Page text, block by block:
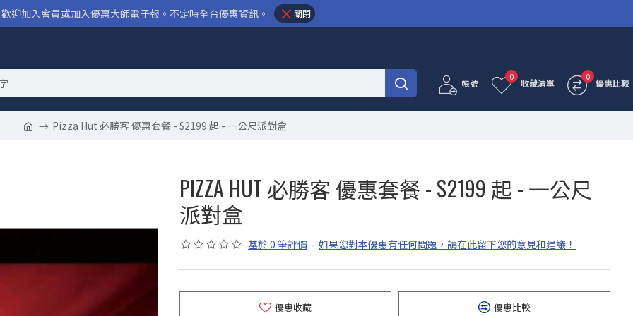
歡迎加入會員或加入優惠大師電子報。不定時全台優惠資訊。 關閉
帳號 收藏清單
0
優惠比較
0
Pizza Hut 必勝客 優惠套餐 - $2199 起 - 一公尺派對盒
PIZZA HUT 必勝客 優惠套餐 - $2199 起 - 一公尺
派對盒
基於 0 筆評價 - 如果您對本優惠有任何問題，請在此留下您的意見和建議！
優惠收藏 優惠比較